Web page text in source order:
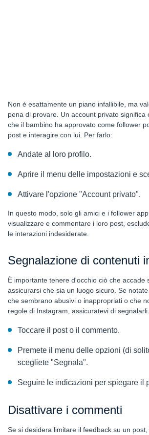
Non è esattamente un piano infallibile, ma
pena di provare. Un account privato significa
che il bambino ha approvato come follower
post e interagire con lui. Per farlo:
Andate al loro profilo.
Aprire il menu delle impostazioni e
Attivare l'opzione "Account privato".
In questo modo, solo gli amici e i follower
visualizzare e commentare i loro post,
le interazioni indesiderate.
Segnalazione di contenuti
È importante tenere d'occhio ciò che accade
assicurarsi che sia un luogo sicuro. Se
che sembrano abusivi o inappropriati o che
regole di Instagram, assicuratevi di segnalarli.
Toccare il post o il commento.
Premete il menu delle opzioni (di
scegliete "Segnala".
Seguire le indicazioni per spiegare il
Disattivare i commenti
Se si desidera limitare il feedback su un